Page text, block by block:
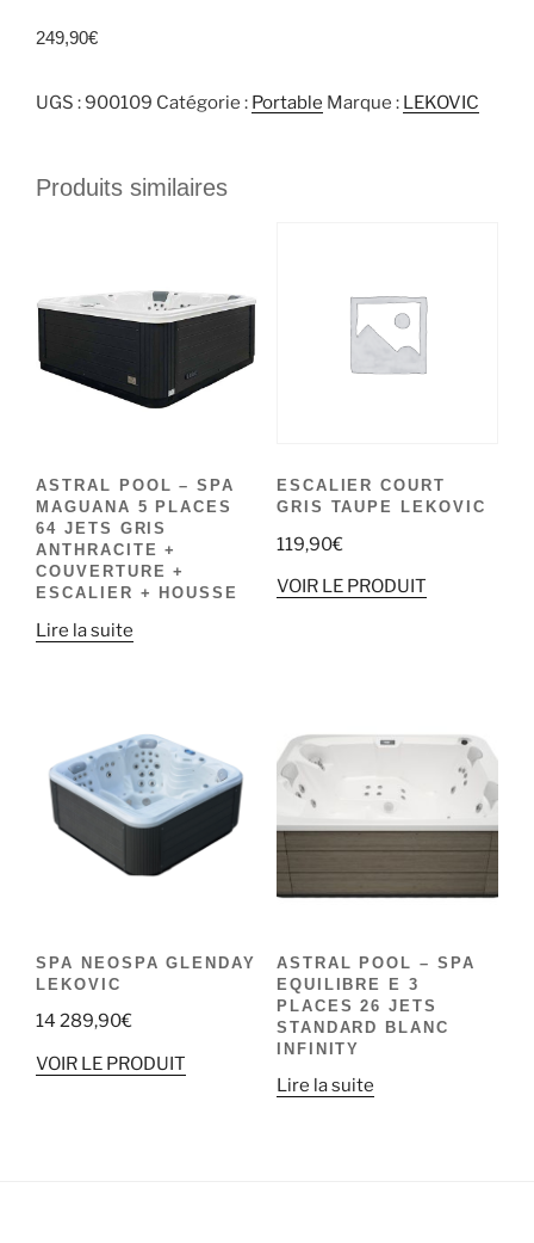
249,90€
UGS :900109 Catégorie : Portable Marque : LEKOVIC
Produits similaires
ASTRAL POOL – SPA
MAGUANA 5 PLACES
64 JETS GRIS
ANTHRACITE +
COUVERTURE +
ESCALIER + HOUSSE
Lire la suite
ESCALIER COURT
GRIS TAUPE LEKOVIC
119,90€
VOIR LE PRODUIT
SPA NEOSPA GLENDAY
LEKOVIC
14 289,90€
VOIR LE PRODUIT
ASTRAL POOL – SPA
EQUILIBRE E 3
PLACES 26 JETS
STANDARD BLANC
INFINITY
Lire la suite